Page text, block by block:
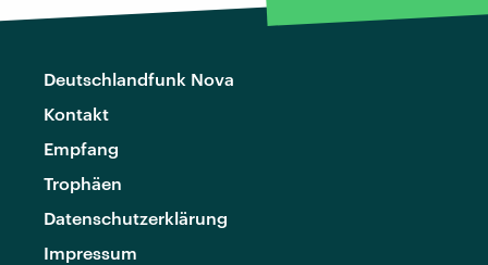
Deutschlandfunk Nova
Kontakt
Empfang
Trophäen
Datenschutzerklärung
Impressum